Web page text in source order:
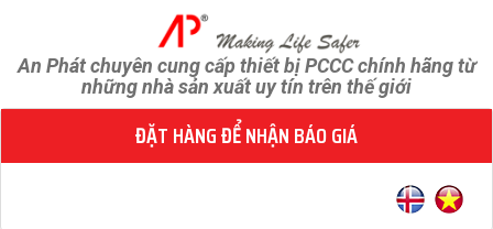
An Phát chuyên cung cấp thiết bị PCCC chính hãng từ
những nhà sản xuất uy tín trên thế giới
ĐẶT HÀNG ĐỂ NHẬN BÁO GIÁ